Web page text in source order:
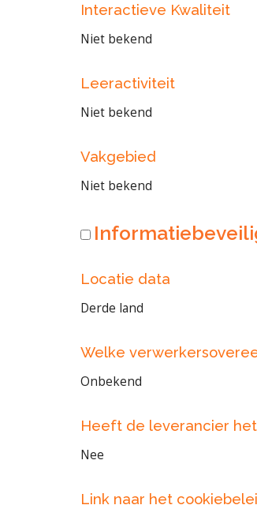
Interactieve Kwaliteit
Niet bekend
Leeractiviteit
Niet bekend
Vakgebied
Niet bekend
Locatie data
Derde land
Welke
Onbekend
Heeft de leverancier
Nee
Link naar het